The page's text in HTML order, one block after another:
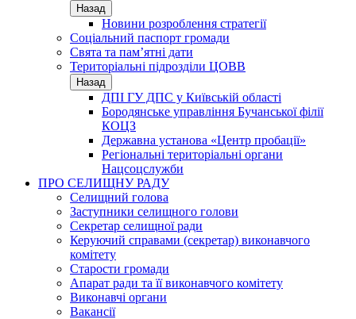
Назад
Новини розроблення стратегії
Соціальний паспорт громади
Свята та пам’ятні дати
Територіальні підрозділи ЦОВВ
Назад
ДПІ ГУ ДПС у Київській області
Бородянське управління Бучанської філії
КОЦЗ
Державна установа «Центр пробації»
Регіональні територіальні органи
Нацсоцслужби
ПРО СЕЛИЩНУ РАДУ
Селищний голова
Заступники селищного голови
Секретар селищної ради
Керуючий справами (секретар) виконавчого
комітету
Старости громади
Апарат ради та її виконавчого комітету
Виконавчі органи
Вакансії